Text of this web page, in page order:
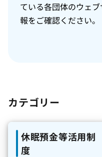
ている各団体のウェ
報をご確認ください。
カテゴリー
休眠預金等活用制
度